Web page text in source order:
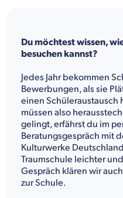
Du möchtest wissen,
besuchen kannst?
Jedes Jahr bekommen
Bewerbungen, als sie
einen Schüleraustausch
müssen also
gelingt, erfährst du im
Beratungsgespräch mit
Kulturwerke
Traumschule leichter
Gespräch klären wir
zur Schule.